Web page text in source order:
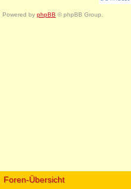
Powered by phpBB © phpBB Group.
Foren-Übersicht